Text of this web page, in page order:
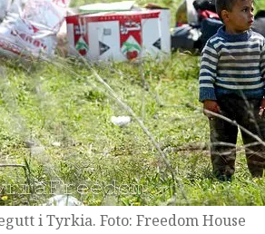
i Tyrkia. Foto: Freedom House